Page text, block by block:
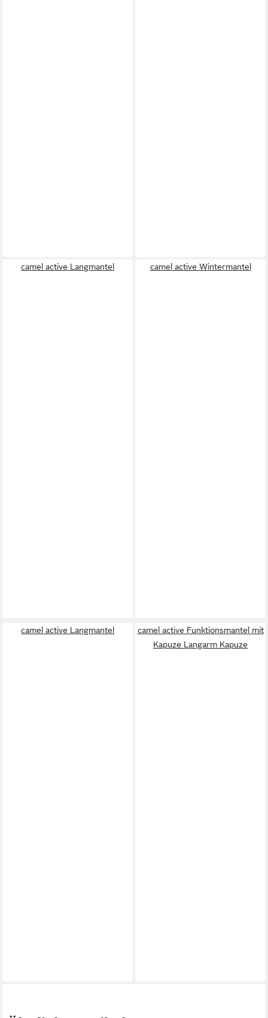
camel active Langmantel camel active Wintermantel
camel active Langmantel
camel active Funktionsmantel mit
Kapuze Langarm Kapuze